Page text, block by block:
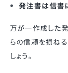
発注書は信書
万が一作成した
らの信頼を損ね
しょう。